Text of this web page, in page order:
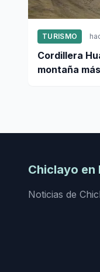
TURISMO
Cordillera
montaña
Chiclayo en
Noticias de